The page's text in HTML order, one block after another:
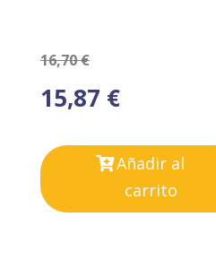
16,70€
15,87 €
Añadir al
carrito